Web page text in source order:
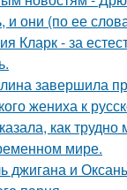
и они (по ее
Кларк - за
завершила
жениха к
как
мире.
джигана и